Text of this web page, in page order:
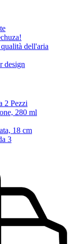
dell'aria
design
2 Pezzi
280 ml
18 cm
3